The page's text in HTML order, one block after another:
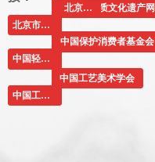
中国非物质文化遗产网
北京社科网
北京市民政局
中国轻工业联合会
中国保护消费者基金会
中国工艺美术协会
中国工艺美术学会